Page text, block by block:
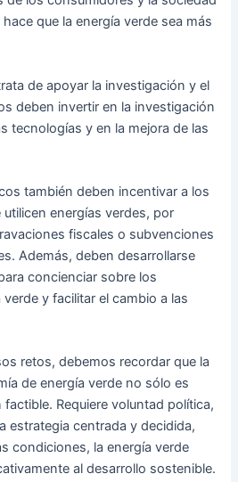
que la energía verde sea más
de apoyar la investigación y el
deben invertir en la investigación
tecnologías y en la mejora de las
también deben incentivar a los
energías verdes, por
fiscales o subvenciones
Además, deben desarrollarse
concienciar sobre los
y facilitar el cambio a las
retos, debemos recordar que la
de energía verde no sólo es
Requiere voluntad política,
estrategia centrada y decidida,
condiciones, la energía verde
al desarrollo sostenible.